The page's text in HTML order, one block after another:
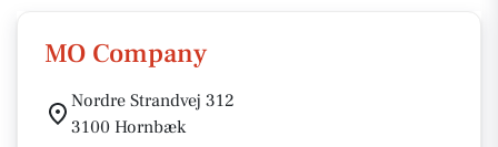
MO Company
Nordre Strandvej 312
3100 Hornbæk